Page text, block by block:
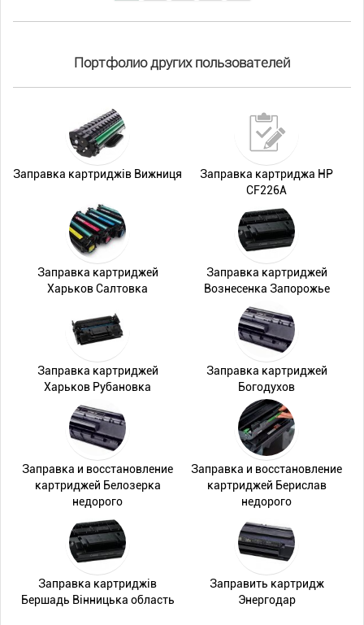
Портфолио других пользователей
Заправка картриджів Вижниця
Заправка картриджа HP
CF226A
Заправка картриджей
Харьков Салтовка
Заправка картриджей
Вознесенка Запорожье
Заправка картриджей
Харьков Рубановка
Заправка картриджей
Богодухов
Заправка и восстановление
картриджей Белозерка
недорого
Заправка и восстановление
картриджей Берислав
недорого
Заправка картриджів
Бершадь Вінницька область
Заправить картридж
Энергодар